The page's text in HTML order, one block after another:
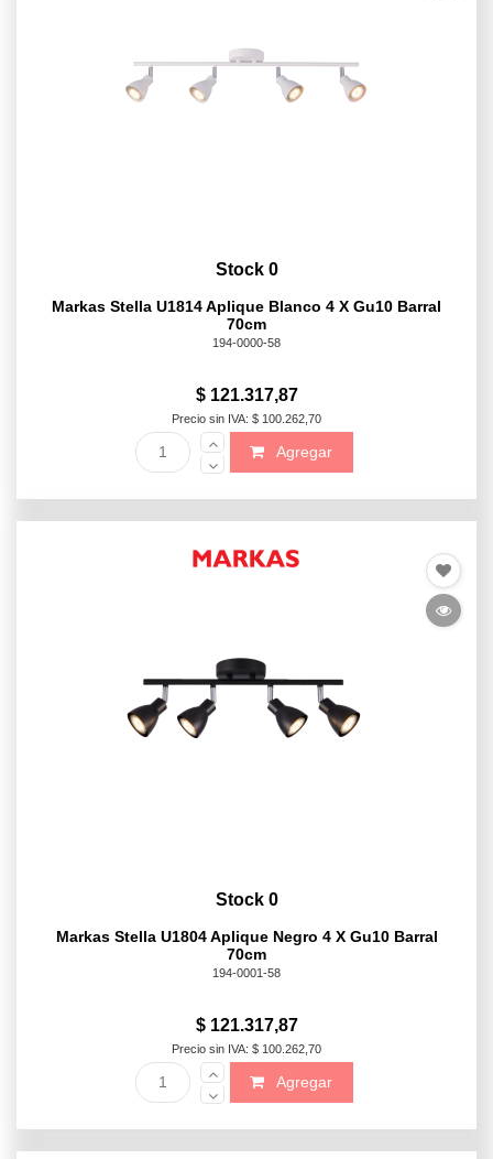
Stock 0
Markas Stella U1814 Aplique Blanco 4 X Gu10 Barral
70cm
194-0000-58
$ 121.317,87
Precio sin IVA: $ 100.262,70
Agregar
Stock 0
Markas Stella U1804 Aplique Negro 4 X Gu10 Barral
70cm
194-0001-58
$ 121.317,87
Precio sin IVA: $ 100.262,70
Agregar